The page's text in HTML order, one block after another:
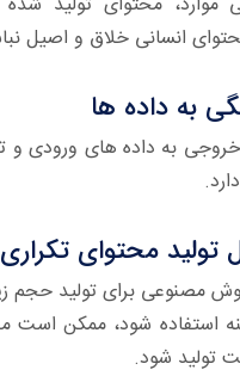
انسانی خلاق و اصیل
به داده ها
به داده های ورودی و
تولید محتوای تکراری
مصنوعی برای تولید حجم
استفاده شود، ممکن است
تولید شود.